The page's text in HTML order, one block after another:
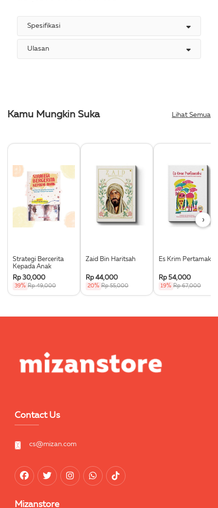
Spesifikasi
Ulasan
Kamu Mungkin Suka Lihat Semua
Strategi Bercerita
Kepada Anak
Rp 30,000
39% Rp 49,000
Zaid Bin Haritsah
Rp 44,000
20% Rp 55,000
Es Krim Pertamaku
Rp 54,000
19% Rp 67,000
›
Contact Us
cs@mizan.com
Mizanstore